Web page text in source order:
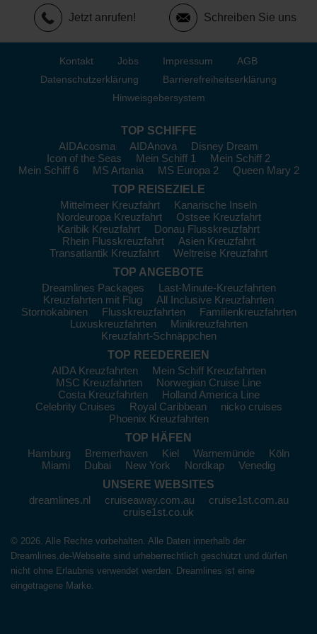
Jetzt anrufen! Schreiben Sie uns
Kontakt Jobs Impressum
AGB
Datenschutzerklärung
Barrierefreiheitserklärung
Hinweisgebersystem
TOP SCHIFFE
AIDAcosma
AIDAnova
Disney Dream
Icon of the Seas
Mein Schiff 1
Mein Schiff 2
Mein Schiff 6
MS Artania MS Europa 2
Queen Mary 2
TOP REISEZIELE
Mittelmeer Kreuzfahrt
Kanarische Inseln
Nordeuropa Kreuzfahrt
Ostsee Kreuzfahrt
Karibik Kreuzfahrt
Donau Flusskreuzfahrt
Rhein Flusskreuzfahrt
Asien Kreuzfahrt
Transatlantik Kreuzfahrt
Weltreise Kreuzfahrt
TOP ANGEBOTE
Dreamlines Packages
Last-Minute-Kreuzfahrten
Kreuzfahrten mit Flug
All Inclusive Kreuzfahrten
Stornokabinen
Flusskreuzfahrten
Familienkreuzfahrten
Luxuskreuzfahrten
Minikreuzfahrten
Kreuzfahrt-Schnäppchen
TOP REEDEREIEN
AIDA Kreuzfahrten
Mein Schiff Kreuzfahrten
MSC Kreuzfahrten
Norwegian Cruise Line
Costa Kreuzfahrten
Holland America Line
Celebrity Cruises
Royal Caribbean
nicko cruises
Phoenix Kreuzfahrten
TOP HÄFEN
Hamburg
Bremerhaven Kiel Warnemünde
Köln
Miami
Dubai New York Nordkap
Venedig
UNSERE WEBSITES
dreamlines.nl
cruiseaway.com.au
cruise1st.com.au
cruise1st.co.uk
© 2026. Alle Rechte vorbehalten. Alle Daten innerhalb der
Dreamlines.de-Webseite sind urheberrechtlich geschützt und dürfen
nicht ohne Erlaubnis verwendet werden. Dreamlines ist eine
eingetragene Marke.